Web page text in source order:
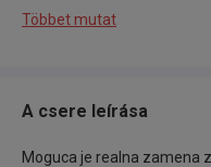
Tek registrovan punu
Többet mutat
A csere leírása
Moguca je realna zamena